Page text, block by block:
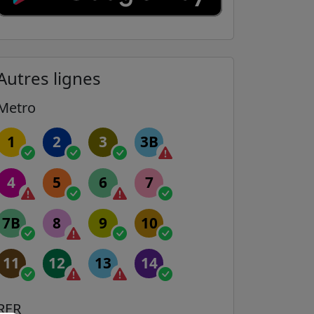
lignes
1 2 3 3B
4 5 6 7
7B 8 9 10
11 12 13 14